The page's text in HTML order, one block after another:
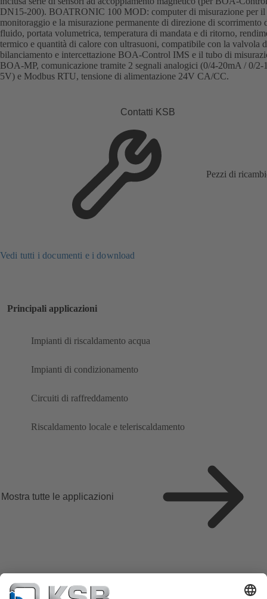
DN15-200). BOATRONIC 100 MOD: computer di misurazione per il
monitoraggio e la misurazione permanente di direzione di scorrimento
fluido, portata volumetrica, temperatura di mandata e di ritorno,
termico e quantità di calore con ultrasuoni, compatibile con la valvola
bilanciamento e intercettazione BOA-Control IMS e il tubo di
BOA-MP, comunicazione tramite 2 segnali analogici (0/4-20mA / 0/2-
5V) e Modbus RTU, tensione di alimentazione 24V CA/CC.
Contatti KSB
Pezzi di
Vedi tutti i documenti e i download
Principali applicazioni
Impianti di riscaldamento acqua
Impianti di condizionamento
Circuiti di raffreddamento
Riscaldamento locale e teleriscaldamento
Mostra tutte le applicazioni